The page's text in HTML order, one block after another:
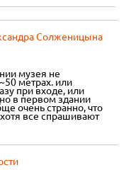
Солженицына
музея не
метрах. или
при входе, или
в первом здании
очень странно, что
все спрашивают